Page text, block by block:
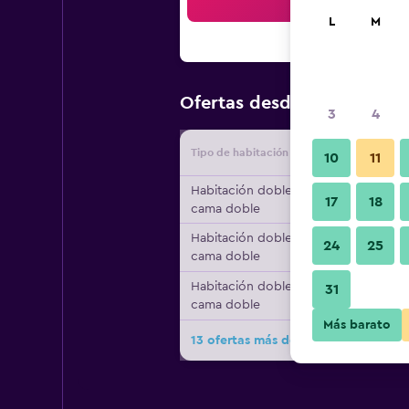
Ofertas desde Oferta
Tipo de habitación
Habitación doble, 1
cama doble
Habitación doble, 1
cama doble
Habitación doble, 1
cama doble
13 ofertas más de Aparthotel
L M
3 4
10 11
17 18
24 25
31
Más barato